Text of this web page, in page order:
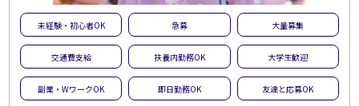
未経験・初心者OK 急募 大量募集
交通費支給 扶養内勤務OK 大学生歓迎
副業・WワークOK 即日勤務OK 友達と応募OK